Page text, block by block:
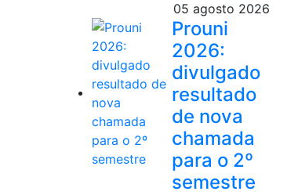
05 agosto 2026
Prouni
2026:
divulgado
resultado
de nova
chamada
para o 2º
semestre